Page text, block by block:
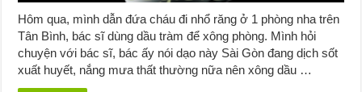
Hôm qua, mình dẫn đứa cháu đi nhổ răng ở 1 phòng nha trên
Tân Bình, bác sĩ dùng dầu tràm để xông phòng. Mình hỏi
chuyện với bác sĩ, bác ấy nói dạo này Sài Gòn đang dịch sốt
xuất huyết, nắng mưa thất thường nữa nên xông dầu …